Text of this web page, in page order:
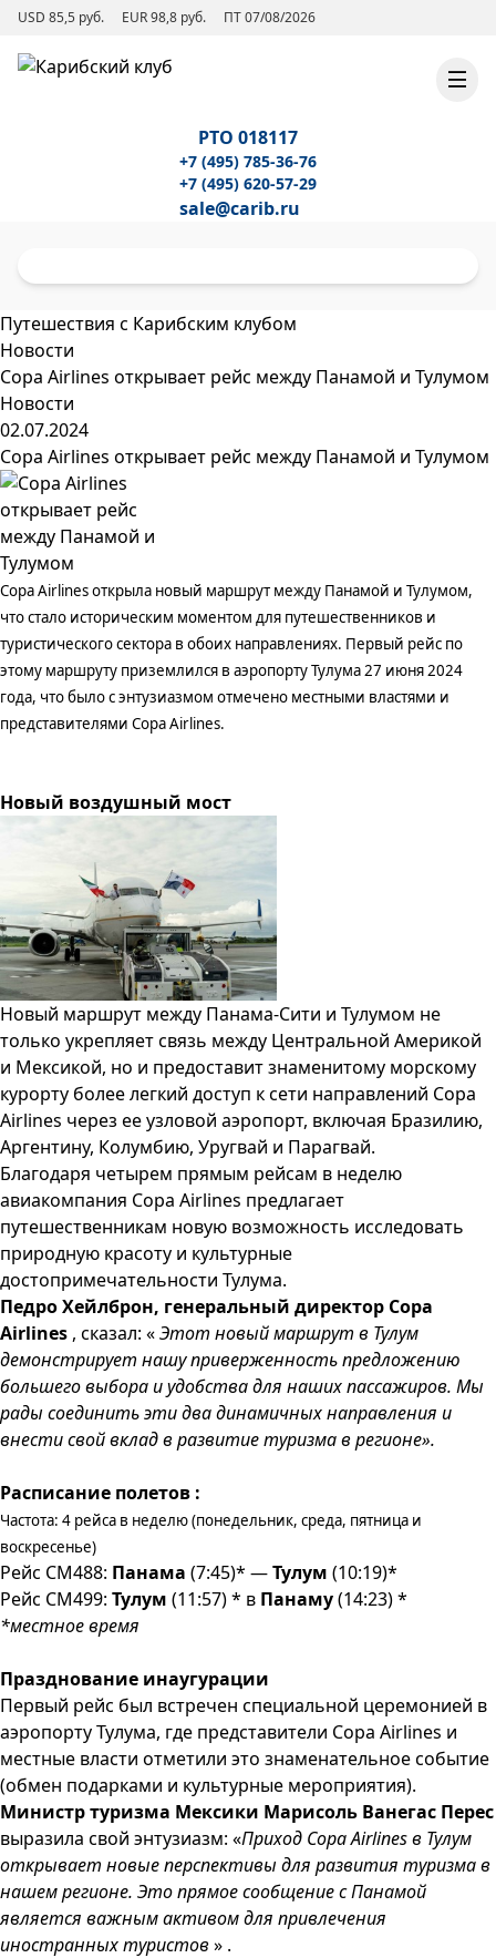
USD 85,5 руб. EUR 98,8 руб. ПТ 07/08/2026
РТО 018117
+7 (495) 785-36-76
+7 (495) 620-57-29
sale@carib.ru
Путешествия с Карибским клубом
Новости
Copa Airlines открывает рейс между Панамой и Тулумом
Новости
02.07.2024
Copa Airlines открывает рейс между Панамой и Тулумом
CopaAirlinesоткрыла новый маршрут между Панамой и Тулумом,
что стало историческим моментом для путешественников и
туристического сектора в обоих направлениях. Первый рейс по
этому маршруту приземлился в аэропорту Тулума 27 июня 2024
года, что было с энтузиазмом отмечено местными властями и
представителями Copa Airlines.
Новый воздушный мост
Новый маршрут между Панама-Сити и Тулумом не
только укрепляет связь между Центральной Америкой
и Мексикой, но и предоставит знаменитому морскому
курорту более легкий доступ к сети направлений Copa
Airlines через ее узловой аэропорт, включая Бразилию,
Аргентину, Колумбию, Уругвай и Парагвай.
Благодаря четырем прямым рейсам в неделю
авиакомпания Copa Airlines предлагает
путешественникам новую возможность исследовать
природную красоту и культурные
достопримечательности Тулума.
Педро Хейлброн, генеральный директор Copa
Airlines , сказал: «Этот новый маршрут в Тулум
демонстрирует нашу приверженность предложению
большего выбора и удобства для наших пассажиров. Мы
рады соединить эти два динамичных направления и
внести свой вклад в развитие туризма в регионе».
Расписание полетов :
Частота: 4 рейса в неделю (понедельник, среда, пятница и
воскресенье)
Рейс CM488: Панама (7:45)* —Тулум (10:19)*
Рейс CM499: Тулум (11:57) * в Панаму(14:23) *
*местное время
Празднование инаугурации
Первый рейс был встречен специальной церемонией в
аэропорту Тулума, где представители Copa Airlines и
местные власти отметили это знаменательное событие
(обмен подарками и культурные мероприятия).
Министр туризма Мексики Марисоль Ванегас Перес
выразила свой энтузиазм: «Приход Copa Airlines в Тулум
открывает новые перспективы для развития туризма в
нашем регионе. Это прямое сообщение с Панамой
является важным активом для привлечения
иностранных туристов» .